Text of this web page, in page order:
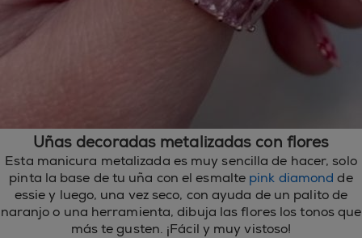
Uñas decoradas metalizadas con flores
Esta manicura metalizada es muy sencilla de hacer, solo
pinta la base de tu uña con el esmalte pink diamond de
essie y luego, una vez seco, con ayuda de un palito de
naranjo o una herramienta, dibuja las flores los tonos que
más te gusten. ¡Fácil y muy vistoso!